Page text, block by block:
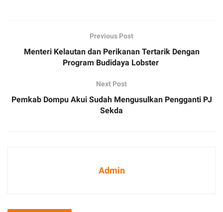
Previous Post
Menteri Kelautan dan Perikanan Tertarik Dengan
Program Budidaya Lobster
Next Post
Pemkab Dompu Akui Sudah Mengusulkan Pengganti PJ
Sekda
Admin